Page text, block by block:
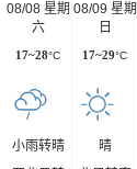
08/08 星期
六
17~28°C
小雨转晴
08/09 星期
日
17~29°C
晴